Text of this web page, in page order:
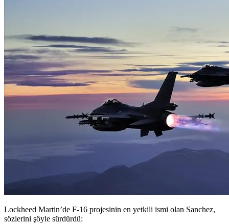
Lockheed Martin’de F-16 projesinin en yetkili ismi olan Sanchez,
sözlerini şöyle sürdürdü: